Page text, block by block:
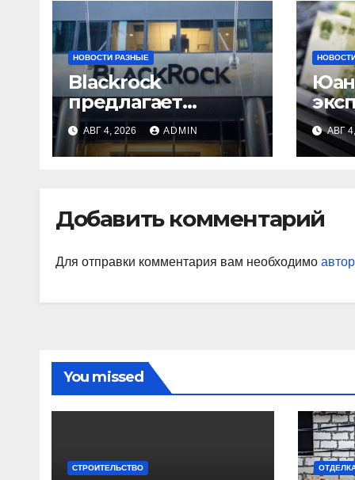
НОВОСТИ РАЗНЫЕ
Blackrock
предлагает
эмитентам
стейблкоинов два
токенизированны
АВГ 4, 2026 ADMIN АВГ
Добавить комментарий
Для отправки комментария вам необходимо
You missed
СТРОИТЕЛЬСТВО